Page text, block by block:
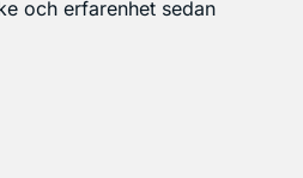
och erfarenhet sedan